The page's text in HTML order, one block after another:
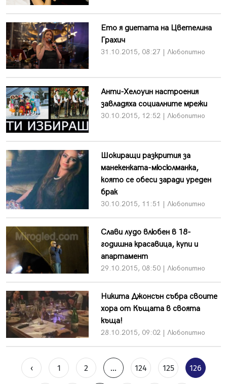
Ето я диетата на Цветелина
Грахич
31.10.2015, 08:27 | Любопитно
Анти-Хелоуин настроения
завладяха социалните мрежи
30.10.2015, 12:52 | Любопитно
Шокиращи разкрития за
манекенката-мюсюлманка,
която се обеси заради уреден
брак
30.10.2015, 11:51 | Любопитно
Слави лудо влюбен в 18-
годишна красавица, купи и
апартамент
29.10.2015, 08:50 | Любопитно
Никита Джонсън събра своите
хора от Къщата в своята
къща!
28.10.2015, 09:02 | Любопитно
‹ 1 2 ... 124 125 126